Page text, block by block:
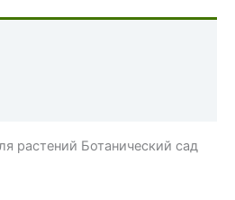
растений Ботанический сад